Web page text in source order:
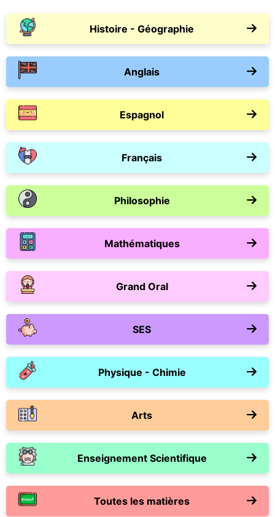
Histoire - Géographie
Anglais
Espagnol
Français
Philosophie
Mathématiques
Grand Oral
SES
Physique - Chimie
Arts
Enseignement Scientifique
Toutes les matières